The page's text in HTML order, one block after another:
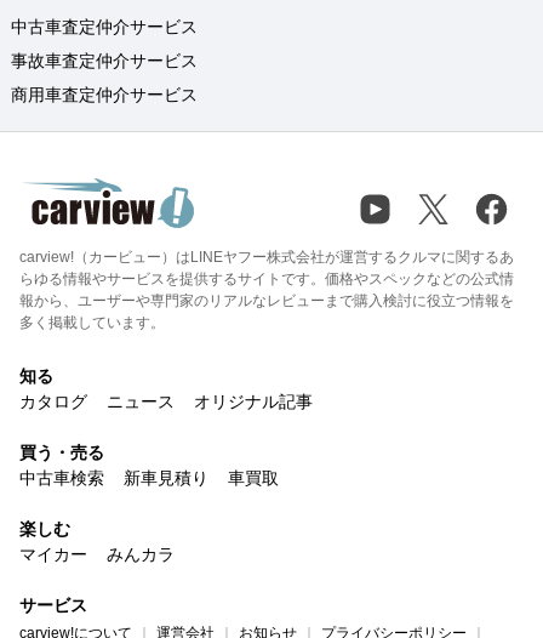
中古車査定仲介サービス
事故車査定仲介サービス
商用車査定仲介サービス
carview!（カービュー）はLINEヤフー株式会社が運営するクルマに関するあ
らゆる情報やサービスを提供するサイトです。価格やスペックなどの公式情
報から、ユーザーや専門家のリアルなレビューまで購入検討に役立つ情報を
多く掲載しています。
知る
カタログ
ニュース オリジナル記事
買う・売る
中古車検索
新車見積り 車買取
楽しむ
マイカー
みんカラ
サービス
carview!について 運営会社 お知らせ プライバシーポリシー